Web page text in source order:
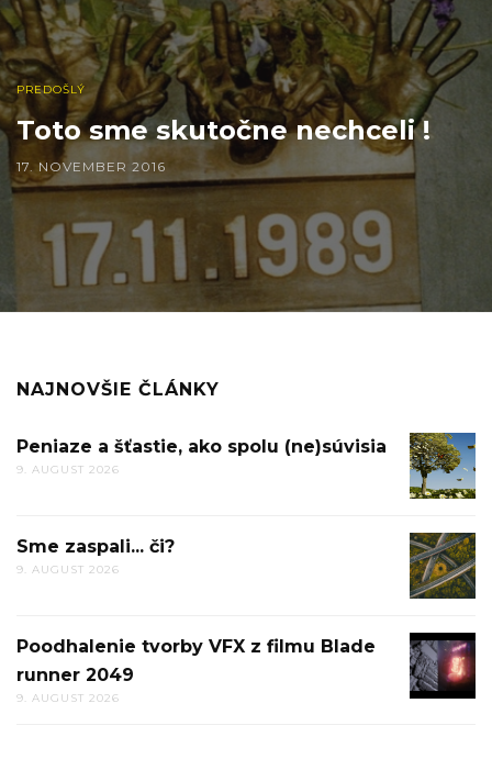
PREDOŠLÝ
Toto sme skutočne nechceli !
17. NOVEMBER 2016
NAJNOVŠIE ČLÁNKY
A
AKO
SPOLU
Peniaze a šťastie, ako spolu (ne)súvisia
9. AUGUST 2026
SME
ČI?
Sme zaspali... či?
9. AUGUST 2026
TVORBY
VFX
Poodhalenie tvorby VFX z filmu Blade
runner 2049
9. AUGUST 2026